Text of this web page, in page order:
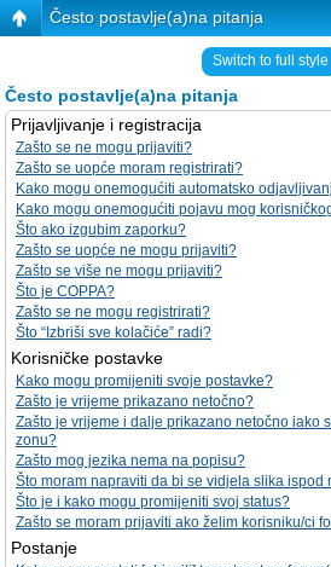
Često postavlje(a)na pitanja
Switch to full style
Često postavlje(a)na pitanja
Prijavljivanje i registracija
Zašto se ne mogu prijaviti?
Zašto se uopće moram registrirati?
Kako mogu onemogućiti automatsko
Kako mogu onemogućiti pojavu mog
Što ako izgubim zaporku?
Zašto se uopće ne mogu prijaviti?
Zašto se više ne mogu prijaviti?
Što je COPPA?
Zašto se ne mogu registrirati?
Što “Izbriši sve kolačiće” radi?
Korisničke postavke
Kako mogu promijeniti svoje postavke?
Zašto je vrijeme prikazano netočno?
Zašto je vrijeme i dalje prikazano netočno iako
zonu?
Zašto mog jezika nema na popisu?
Što moram napraviti da bi se vidjela slika ispod
Što je i kako mogu promijeniti svoj status?
Zašto se moram prijaviti ako želim korisniku/ci
Postanje